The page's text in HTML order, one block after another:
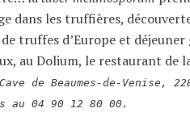
dans les truffières,
truffes d’Europe et
au Dolium, le restaurant de
de Beaumes-de-Venise,
au 04 90 12 80 00.